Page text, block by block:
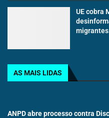
UE cobra
AS MAIS LIDAS
ANPD abre processo contra